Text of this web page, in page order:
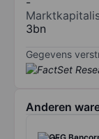
3bn
Gegevens
Anderen